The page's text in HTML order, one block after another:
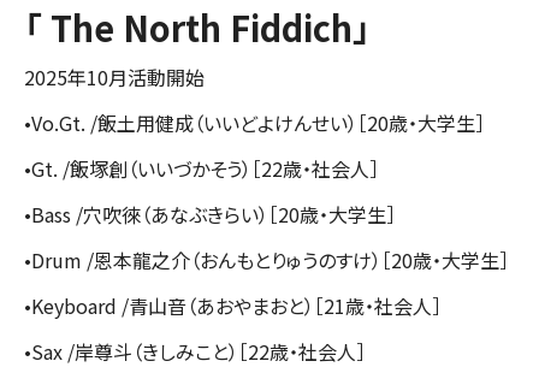
「The North Fiddich」
2025年10月活動開始
•Vo.Gt. /飯土用健成（いいどよけんせい）［20歳・大学生］
•Gt. /飯塚創（いいづかそう）［22歳・社会人］
•Bass /穴吹徠（あなぶきらい）［20歳・大学生］
•Drum /恩本龍之介（おんもとりゅうのすけ）［20歳・大学生］
•Keyboard /青山音（あおやまおと）［21歳・社会人］
•Sax /岸尊斗（きしみこと）［22歳・社会人］